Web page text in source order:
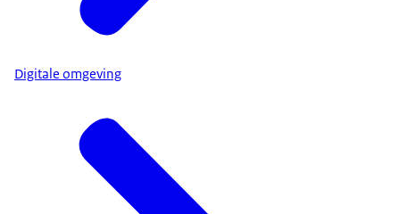
Digitale omgeving